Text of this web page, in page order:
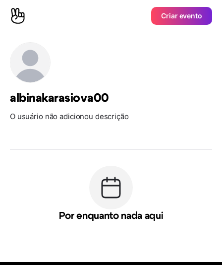
Criar evento
albinakarasiova00
O usuário não adicionou descrição
Por enquanto nada aqui